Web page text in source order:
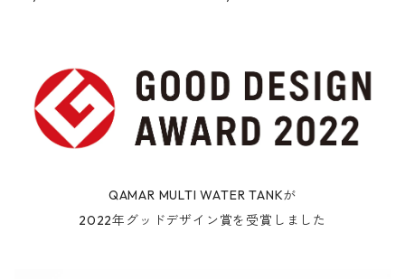
QAMAR MULTI WATER TANKが
2022年グッドデザイン賞を受賞しました